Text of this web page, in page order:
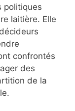
politiques
laitière. Elle
confrontés
des
de la